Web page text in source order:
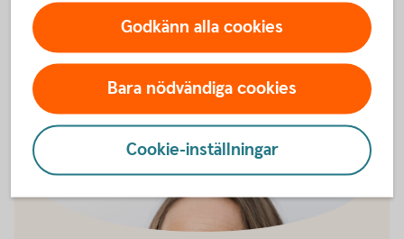
GlobalImpact
Godkänn alla cookies
Bara nödvändiga cookies
Cookie-inställningar